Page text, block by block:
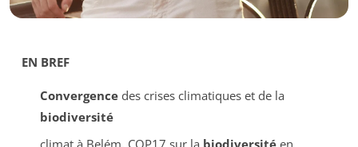
EN BREF
Convergencedes crises climatiques et de la
biodiversité